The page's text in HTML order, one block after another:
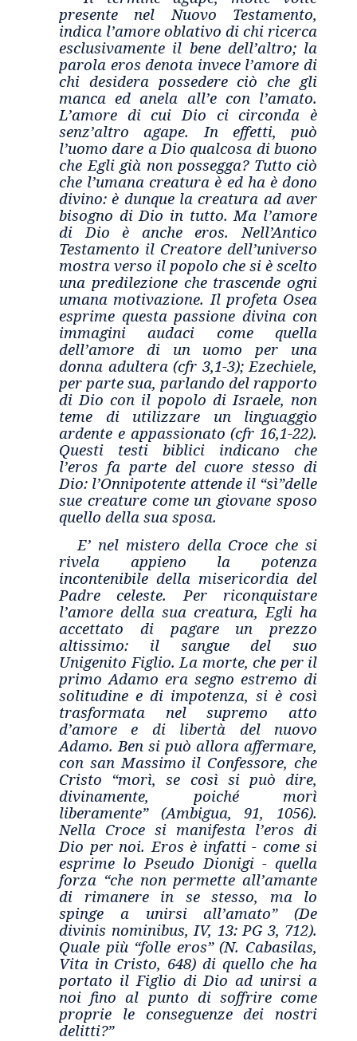
presente nel Nuovo Testamento,
indica l’amore oblativo di chi ricerca
esclusivamente il bene dell’altro; la
parola eros denota invece l’amore di
chi desidera possedere ciò che gli
manca ed anela all’e con l’amato.
L’amore di cui Dio ci circonda è
senz’altro agape. In effetti, può
l’uomo dare a Dio qualcosa di buono
che Egli già non possegga? Tutto ciò
che l’umana creatura è ed ha è dono
divino: è dunque la creatura ad aver
bisogno di Dio in tutto. Ma l’amore
di Dio è anche eros. Nell’Antico
Testamento il Creatore dell’universo
mostra verso il popolo che si è scelto
una predilezione che trascende ogni
umana motivazione. Il profeta Osea
esprime questa passione divina con
immagini audaci come quella
dell’amore di un uomo per una
donna adultera (cfr 3,1-3); Ezechiele,
per parte sua, parlando del rapporto
di Dio con il popolo di Israele, non
teme di utilizzare un linguaggio
ardente e appassionato (cfr 16,1-22).
Questi testi biblici indicano che
l’eros fa parte del cuore stesso di
Dio: l’Onnipotente attende il “sì”delle
sue creature come un giovane sposo
quello della sua sposa.
E’ nel mistero della Croce che si
rivela appieno la potenza
incontenibile della misericordia del
Padre celeste. Per riconquistare
l’amore della sua creatura, Egli ha
accettato di pagare un prezzo
altissimo: il sangue del suo
Unigenito Figlio. La morte, che per il
primo Adamo era segno estremo di
solitudine e di impotenza, si è così
trasformata nel supremo atto
d’amore e di libertà del nuovo
Adamo. Ben si può allora affermare,
con san Massimo il Confessore, che
Cristo “morì, se così si può dire,
divinamente, poiché morì
liberamente” (Ambigua, 91, 1056).
Nella Croce si manifesta l’eros di
Dio per noi. Eros è infatti - come si
esprime lo Pseudo Dionigi - quella
forza “che non permette all’amante
di rimanere in se stesso, ma lo
spinge a unirsi all’amato” (De
divinis nominibus, IV, 13: PG 3, 712).
Quale più “folle eros” (N. Cabasilas,
Vita in Cristo, 648) di quello che ha
portato il Figlio di Dio ad unirsi a
noi fino al punto di soffrire come
proprie le conseguenze dei nostri
delitti?”